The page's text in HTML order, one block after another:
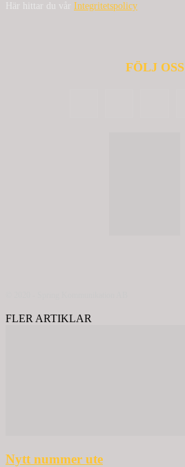
Här hittar du vår Integritetspolicy
FÖLJ OSS
FLER ARTIKLAR
Nytt nummer ute